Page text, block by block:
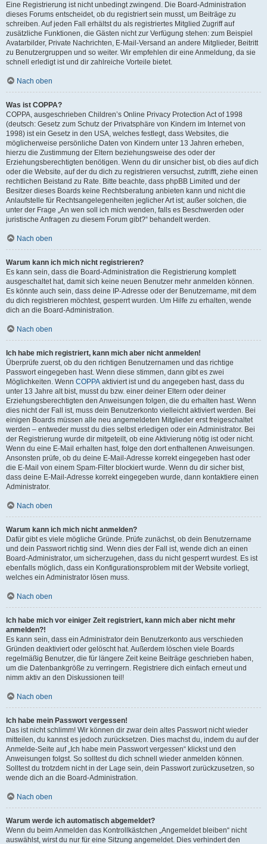
Eine Registrierung ist nicht unbedingt zwingend. Die Board-Administration
dieses Forums entscheidet, ob du registriert sein musst, um Beiträge zu
schreiben. Auf jeden Fall erhältst du als registriertes Mitglied Zugriff auf
zusätzliche Funktionen, die Gästen nicht zur Verfügung stehen: zum Beispiel
Avatarbilder, Private Nachrichten, E-Mail-Versand an andere Mitglieder, Beitritt
zu Benutzergruppen und so weiter. Wir empfehlen dir eine Anmeldung, da sie
schnell erledigt ist und dir zahlreiche Vorteile bietet.
Nach oben
Was ist COPPA?
COPPA, ausgeschrieben Children’s Online Privacy Protection Act of 1998
(deutsch: Gesetz zum Schutz der Privatsphäre von Kindern im Internet von
1998) ist ein Gesetz in den USA, welches festlegt, dass Websites, die
möglicherweise persönliche Daten von Kindern unter 13 Jahren erheben,
hierzu die Zustimmung der Eltern beziehungsweise des oder der
Erziehungsberechtigten benötigen. Wenn du dir unsicher bist, ob dies auf dich
oder die Website, auf der du dich zu registrieren versuchst, zutrifft, ziehe einen
rechtlichen Beistand zu Rate. Bitte beachte, dass phpBB Limited und der
Besitzer dieses Boards keine Rechtsberatung anbieten kann und nicht die
Anlaufstelle für Rechtsangelegenheiten jeglicher Art ist; außer solchen, die
unter der Frage „An wen soll ich mich wenden, falls es Beschwerden oder
juristische Anfragen zu diesem Forum gibt?“ behandelt werden.
Nach oben
Warum kann ich mich nicht registrieren?
Es kann sein, dass die Board-Administration die Registrierung komplett
ausgeschaltet hat, damit sich keine neuen Benutzer mehr anmelden können.
Es könnte auch sein, dass deine IP-Adresse oder der Benutzername, mit dem
du dich registrieren möchtest, gesperrt wurden. Um Hilfe zu erhalten, wende
dich an die Board-Administration.
Nach oben
Ich habe mich registriert, kann mich aber nicht anmelden!
Überprüfe zuerst, ob du den richtigen Benutzernamen und das richtige
Passwort eingegeben hast. Wenn diese stimmen, dann gibt es zwei
Möglichkeiten. Wenn COPPA aktiviert ist und du angegeben hast, dass du
unter 13 Jahre alt bist, musst du bzw. einer deiner Eltern oder deiner
Erziehungsberechtigten den Anweisungen folgen, die du erhalten hast. Wenn
dies nicht der Fall ist, muss dein Benutzerkonto vielleicht aktiviert werden. Bei
einigen Boards müssen alle neu angemeldeten Mitglieder erst freigeschaltet
werden – entweder musst du dies selbst erledigen oder ein Administrator. Bei
der Registrierung wurde dir mitgeteilt, ob eine Aktivierung nötig ist oder nicht.
Wenn du eine E-Mail erhalten hast, folge den dort enthaltenen Anweisungen.
Ansonsten prüfe, ob du deine E-Mail-Adresse korrekt eingegeben hast oder
die E-Mail von einem Spam-Filter blockiert wurde. Wenn du dir sicher bist,
dass deine E-Mail-Adresse korrekt eingegeben wurde, dann kontaktiere einen
Administrator.
Nach oben
Warum kann ich mich nicht anmelden?
Dafür gibt es viele mögliche Gründe. Prüfe zunächst, ob dein Benutzername
und dein Passwort richtig sind. Wenn dies der Fall ist, wende dich an einen
Board-Administrator, um sicherzugehen, dass du nicht gesperrt wurdest. Es ist
ebenfalls möglich, dass ein Konfigurationsproblem mit der Website vorliegt,
welches ein Administrator lösen muss.
Nach oben
Ich habe mich vor einiger Zeit registriert, kann mich aber nicht mehr
anmelden?!
Es kann sein, dass ein Administrator dein Benutzerkonto aus verschieden
Gründen deaktiviert oder gelöscht hat. Außerdem löschen viele Boards
regelmäßig Benutzer, die für längere Zeit keine Beiträge geschrieben haben,
um die Datenbankgröße zu verringern. Registriere dich einfach erneut und
nimm aktiv an den Diskussionen teil!
Nach oben
Ich habe mein Passwort vergessen!
Das ist nicht schlimm! Wir können dir zwar dein altes Passwort nicht wieder
mitteilen, du kannst es jedoch zurücksetzen. Dies machst du, indem du auf der
Anmelde-Seite auf „Ich habe mein Passwort vergessen“ klickst und den
Anweisungen folgst. So solltest du dich schnell wieder anmelden können.
Solltest du trotzdem nicht in der Lage sein, dein Passwort zurückzusetzen, so
wende dich an die Board-Administration.
Nach oben
Warum werde ich automatisch abgemeldet?
Wenn du beim Anmelden das Kontrollkästchen „Angemeldet bleiben“ nicht
auswählst, wirst du nur für eine Sitzung angemeldet. Dies verhindert den